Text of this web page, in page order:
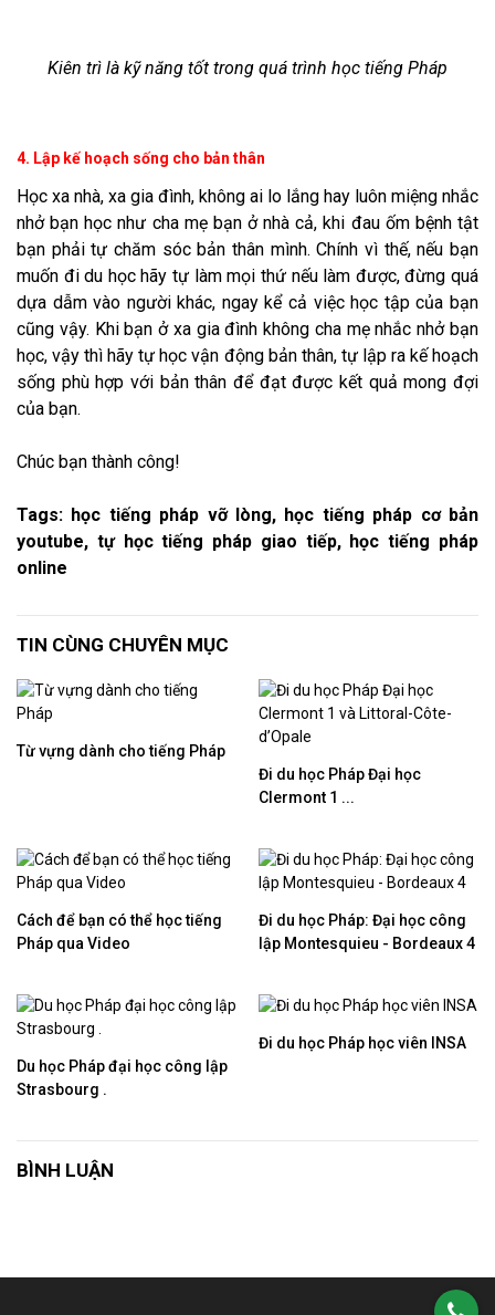
Kiên trì là kỹ năng tốt trong quá trình học tiếng Pháp
4. Lập kế hoạch sống cho bản thân
Học xa nhà, xa gia đình, không ai lo lắng hay luôn miệng nhắc
nhở bạn học như cha mẹ bạn ở nhà cả, khi đau ốm bệnh tật
bạn phải tự chăm sóc bản thân mình. Chính vì thế, nếu bạn
muốn đi du học hãy tự làm mọi thứ nếu làm được, đừng quá
dựa dẫm vào người khác, ngay kể cả việc học tập của bạn
cũng vậy. Khi bạn ở xa gia đình không cha mẹ nhắc nhở bạn
học, vậy thì hãy tự học vận động bản thân, tự lập ra kế hoạch
sống phù hợp với bản thân để đạt được kết quả mong đợi
của bạn.
Chúc bạn thành công!
Tags: học tiếng pháp vỡ lòng, học tiếng pháp cơ bản
youtube, tự học tiếng pháp giao tiếp, học tiếng pháp
online
TIN CÙNG CHUYÊN MỤC
Từ vựng dành cho tiếng Pháp
Đi du học Pháp Đại học
Clermont 1 ...
Cách để bạn có thể học tiếng
Pháp qua Video
Đi du học Pháp: Đại học công
lập Montesquieu - Bordeaux 4
Du học Pháp đại học công lập
Strasbourg .
Đi du học Pháp học viên INSA
BÌNH LUẬN